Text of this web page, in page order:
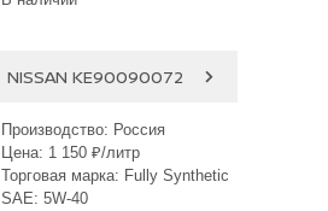
NISSAN KE90090072
Производство: Россия
Цена: 1 150 ₽/литр
Торговая марка: Fully Synthetic
SAE: 5W-40